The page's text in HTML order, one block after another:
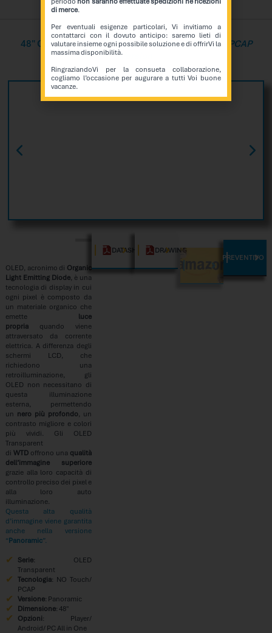
48" OLED Panoramic VersionTransparent Touch PCAP
Version
OLED, acronimo di Organic
Light Emitting Diode, è una
tecnologia di display in cui
ogni pixel è composto da
un materiale organico che
emette luce
propria quando viene
attraversato da corrente
elettrica. A differenza degli
schermi LCD, che
richiedono una
retroilluminazione, gli
OLED non necessitano di
questa illuminazione
esterna, permettendo
un nero più profondo , un
contrasto migliore e colori
più vividi. Gli OLED
Transparent
di WTDoffrono una qualità
dell’immagine superiore
grazie alla loro capacità di
controllo preciso dei pixel e
alla loro auto
illuminazione.
Questa alta qualità
d’immagine viene garantita
anche nella versione
“Panoramic”.
Serie: OLED
Transparent
Tecnologia: NO Touch/
PCAP
Versione: Panoramic
Dimensione: 48″
Opzioni: Player/
Android/ PC All in One
DATASHEET
DRAWING
AMAZON
PREVENTIVO
di merce.
Per eventuali esigenze particolari, Vi invitiamo a
contattarci con il dovuto anticipo: saremo lieti di
valutare insieme ogni possibile soluzione e di offrirVi la
massima disponibilità.
RingraziandoVi per la consueta collaborazione,
cogliamo l’occasione per augurare a tutti Voi buone
vacanze.